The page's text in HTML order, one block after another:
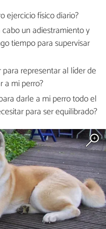
ejercicio físico diario?
un adiestramiento y
tiempo para supervisar
representar al líder de
a mi perro?
darle a mi perro todo el
para ser equilibrado?